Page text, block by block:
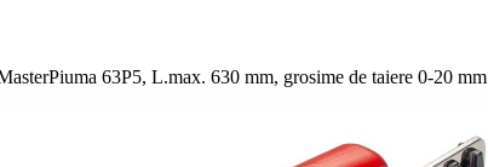
63P5, L.max. 630 mm, grosime de taiere 0-20 mm